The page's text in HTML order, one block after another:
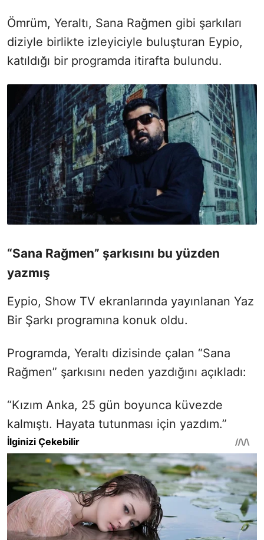
Ömrüm, Yeraltı, Sana Rağmen gibi şarkıları
diziyle birlikte izleyiciyle buluşturan Eypio,
katıldığı bir programda itirafta bulundu.
“Sana Rağmen” şarkısını bu yüzden
yazmış
Eypio, Show TV ekranlarında yayınlanan Yaz
Bir Şarkı programına konuk oldu.
Programda, Yeraltı dizisinde çalan “Sana
Rağmen” şarkısını neden yazdığını açıkladı:
“Kızım Anka, 25 gün boyunca küvezde
kalmıştı. Hayata tutunması için yazdım.”